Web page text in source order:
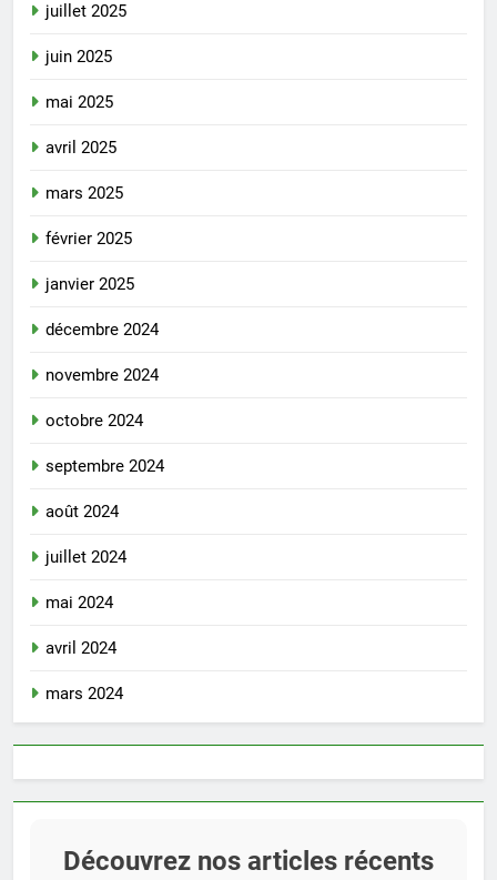
juillet 2025
juin 2025
mai 2025
avril 2025
mars 2025
février 2025
janvier 2025
décembre 2024
novembre 2024
octobre 2024
septembre 2024
août 2024
juillet 2024
mai 2024
avril 2024
mars 2024
Découvrez nos articles récents